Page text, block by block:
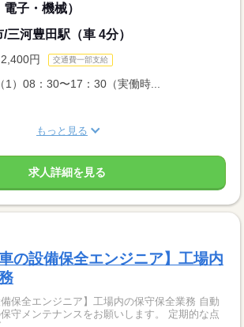
子・機械）
三河豊田駅（車 4分）
円 交通費一部支給
1）08：30〜17：30（実働時...
もっと見る
求人詳細を見る
の設備保全エンジニア】工場内
備保全エンジニア】工場内の保守保全業務 自動
守メンテナンスをお願いします。 定期的な点